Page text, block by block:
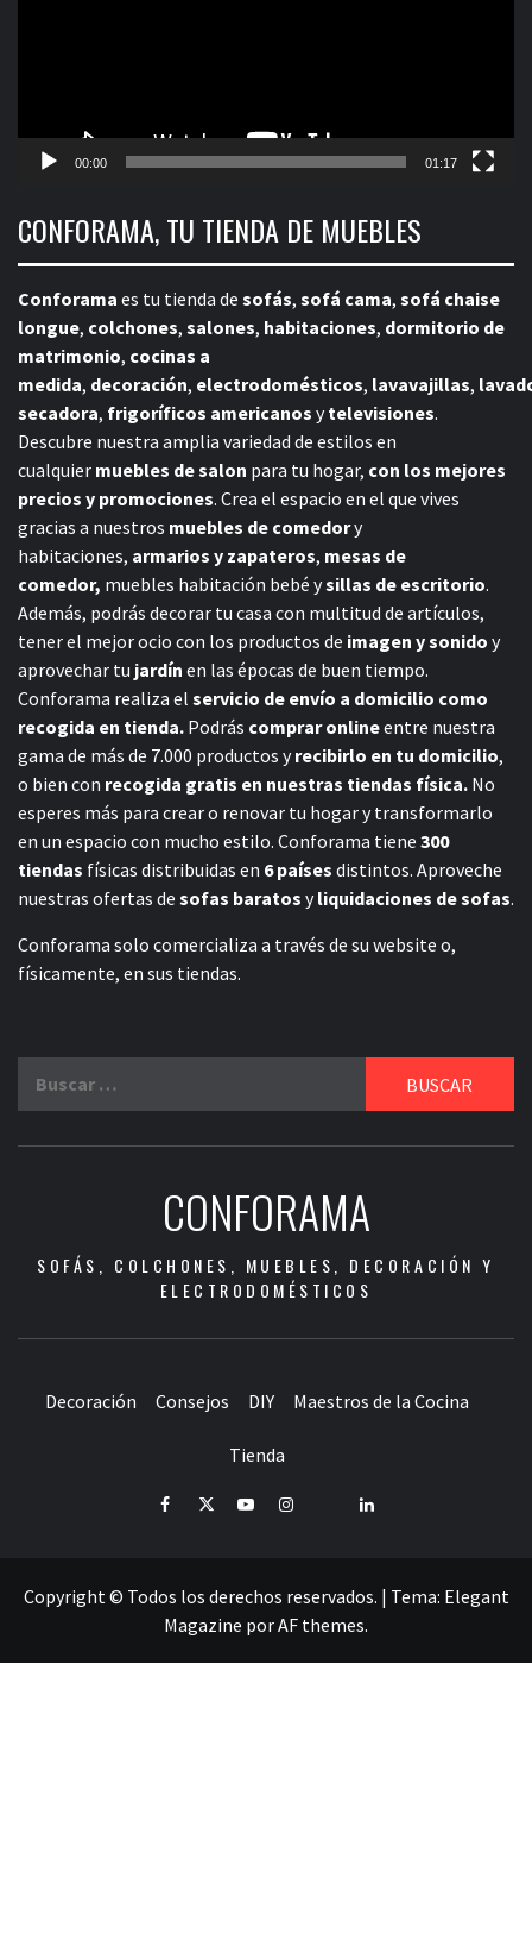
00:00 01:17
CONFORAMA, TU TIENDA DE MUEBLES
Conforama es tu tienda de sofás, sofá cama, sofá chaise
longue, colchones, salones, habitaciones, dormitorio de
matrimonio, cocinas a
medida, decoración, electrodomésticos, lavavajillas,
secadora, frigoríficos americanos ytelevisiones.
Descubre nuestra amplia variedad de estilos en
cualquier muebles de salon para tu hogar, con los mejores
precios y promociones. Crea el espacio en el que vives
gracias a nuestros muebles de comedory
habitaciones, armarios y zapateros, mesas de
comedor, muebles habitación bebé ysillas de escritorio.
Además, podrás decorar tu casa con multitud de artículos,
tener el mejor ocio con los productos de imagen y sonido y
aprovechar tu jardín en las épocas de buen tiempo.
Conforama realiza el servicio de envío a domicilio como
recogida en tienda. Podrás comprar onlineentre nuestra
gama de más de 7.000 productos yrecibirlo en tu domicilio,
o bien con recogida gratis en nuestras tiendas física. No
esperes más para crear o renovar tu hogar y transformarlo
en un espacio con mucho estilo. Conforama tiene 300
tiendas físicas distribuidas en 6 países distintos. Aproveche
nuestras ofertas de sofas baratos yliquidaciones de sofas.
Conforama solo comercializa a través de su website o,
físicamente, en sus tiendas.
CONFORAMA
SOFÁS, COLCHONES, MUEBLES, DECORACIÓN Y
ELECTRODOMÉSTICOS
Decoración Consejos DIY Maestros de la Cocina
Tienda
FacebookTwitterYoutubeInstagramPinterestLinkedIn
Copyright © Todos los derechos reservados. | Tema: Elegant
Magazine porAF themes.